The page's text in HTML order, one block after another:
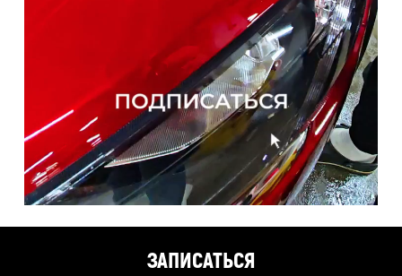
ЗАПИСАТЬСЯ